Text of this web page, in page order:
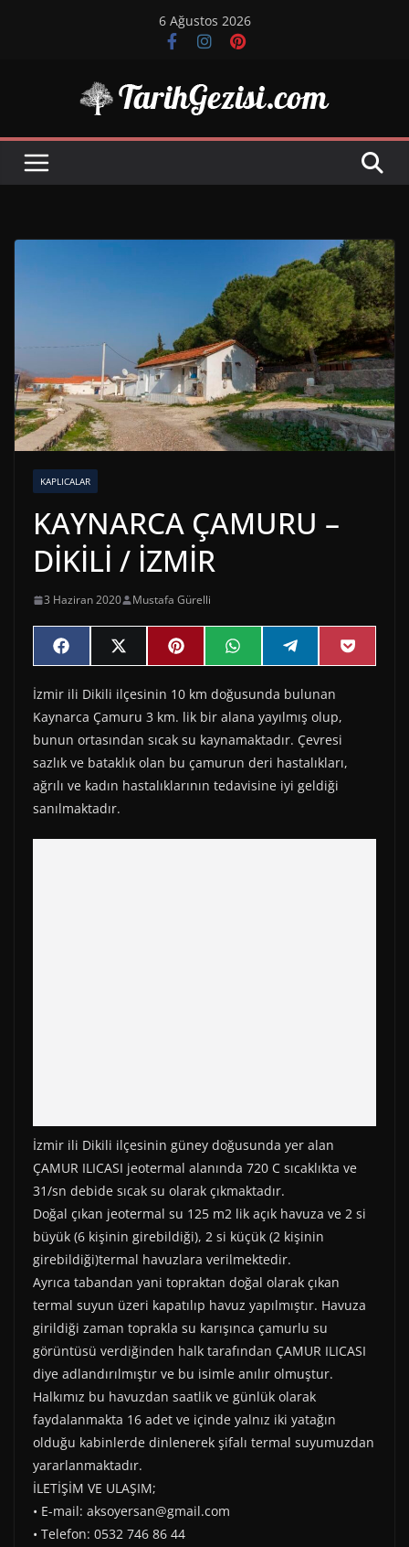
6 Ağustos 2026
KAPLICALAR
KAYNARCA ÇAMURU –
DİKİLİ / İZMİR
3 Haziran 2020 Mustafa Gürelli
Share
on
F
a
e
b
o
o
k
Share
on
X
(
w
i
t
t
e
r
)
Share
on
P
i
t
e
r
e
s
t
Share
on
W
h
t
s
A
p
p
Share
on
e
e
g
r
a
m
Share
on
P
o
İzmir ili Dikili ilçesinin 10 km doğusunda bulunan
Kaynarca Çamuru 3 km. lik bir alana yayılmış olup,
bunun ortasından sıcak su kaynamaktadır. Çevresi
sazlık ve bataklık olan bu çamurun deri hastalıkları,
ağrılı ve kadın hastalıklarının tedavisine iyi geldiği
sanılmaktadır.
İzmir ili Dikili ilçesinin güney doğusunda yer alan
ÇAMUR ILICASI jeotermal alanında 720 C sıcaklıkta ve
31/sn debide sıcak su olarak çıkmaktadır.
Doğal çıkan jeotermal su 125 m2 lik açık havuza ve 2 si
büyük (6 kişinin girebildiği), 2 si küçük (2 kişinin
girebildiği)termal havuzlara verilmektedir.
Ayrıca tabandan yani topraktan doğal olarak çıkan
termal suyun üzeri kapatılıp havuz yapılmıştır. Havuza
girildiği zaman toprakla su karışınca çamurlu su
görüntüsü verdiğinden halk tarafından ÇAMUR ILICASI
diye adlandırılmıştır ve bu isimle anılır olmuştur.
Halkımız bu havuzdan saatlik ve günlük olarak
faydalanmakta 16 adet ve içinde yalnız iki yatağın
olduğu kabinlerde dinlenerek şifalı termal suyumuzdan
yararlanmaktadır.
İLETİŞİM VE ULAŞIM;
• E-mail: aksoyersan@gmail.com
• Telefon: 0532 746 86 44